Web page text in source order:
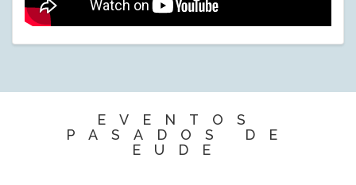
EVENTOS
PASADOS DE
EUDE